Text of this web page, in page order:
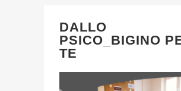
DALLO
PSICO_BIGINO
TE